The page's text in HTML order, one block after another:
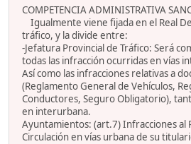
COMPETENCIA ADMINISTRATIVA
Igualmente viene fijada en el Real
tráfico, y la divide entre:
-Jefatura Provincial de Tráfico: Será
todas las infracción ocurridas en vías
Así como las infracciones relativas a
(Reglamento General de Vehículos,
Conductores, Seguro Obligatorio),
en interurbana.
Ayuntamientos: (art.7) Infracciones al
Circulación en vías urbana de su